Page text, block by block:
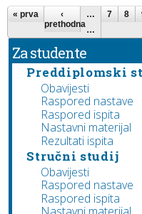
Stranice
« prva
‹
prethodna
… 7 8
…
Za studente
Preddiplomski
Obavijesti
Raspored nastave
Raspored ispita
Nastavni materijal
Rezultati ispita
Stručni studij
Obavijesti
Raspored nastave
Raspored ispita